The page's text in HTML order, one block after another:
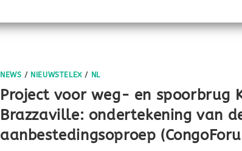
NEWS / NIEUWSTELEX/ NL
Project voor weg- en spoorbrug
Brazzaville: ondertekening van
aanbestedingsoproep